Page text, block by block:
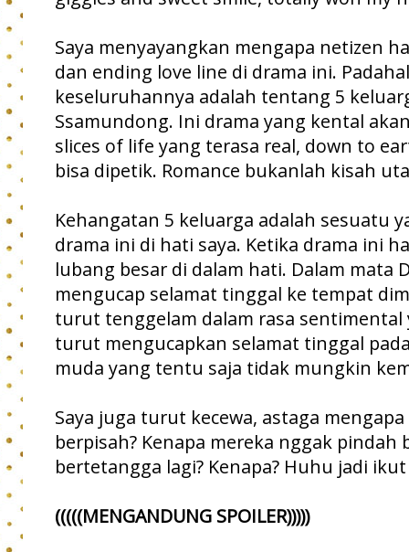
Saya menyayangkan mengapa netizen
dan ending love line di drama ini.
keseluruhannya adalah tentang 5
Ssamundong. Ini drama yang kental
slices of life yang terasa real, down to
bisa dipetik. Romance bukanlah kisah
Kehangatan 5 keluarga adalah sesuatu
drama ini di hati saya. Ketika drama ini
lubang besar di dalam hati. Dalam mata
mengucap selamat tinggal ke tempat
turut tenggelam dalam rasa sentimental
turut mengucapkan selamat tinggal
muda yang tentu saja tidak mungkin
Saya juga turut kecewa, astaga
berpisah? Kenapa mereka nggak pindah
bertetangga lagi? Kenapa? Huhu jadi
(((((MENGANDUNG SPOILER)))))